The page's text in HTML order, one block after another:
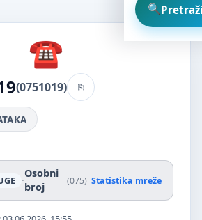
(0751019)
·
Osobni
broj
(075) Statistika mreže